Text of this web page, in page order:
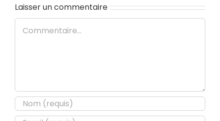
Laisser un commentaire
Commentaire